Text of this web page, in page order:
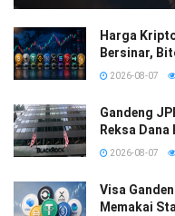
Harga
Bersinar,
2026-08-07
Gandeng
Reksa
2026-08-07
Visa
Memakai